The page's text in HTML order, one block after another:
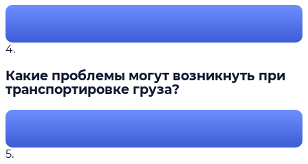
4.
Какие проблемы могут возникнуть при
транспортировке груза?
5.